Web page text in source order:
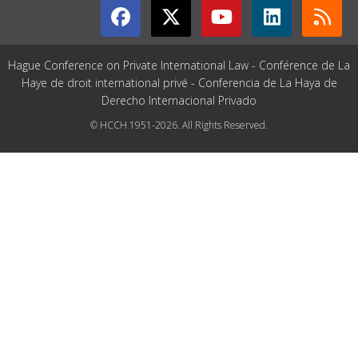
Hague Conference on Private International Law - Conférence de La
Haye de droit international privé - Conferencia de La Haya de
Derecho Internacional Privado
© HCCH 1951-2026. All Rights Reserved.